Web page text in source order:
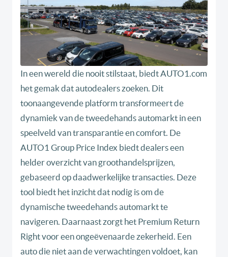
In een wereld die nooit stilstaat, biedt AUTO1.com
het gemak dat autodealers zoeken. Dit
toonaangevende platform transformeert de
dynamiek van de tweedehands automarkt in een
speelveld van transparantie en comfort. De
AUTO1 Group Price Index biedt dealers een
helder overzicht van groothandelsprijzen,
gebaseerd op daadwerkelijke transacties. Deze
tool biedt het inzicht dat nodig is om de
dynamische tweedehands automarkt te
navigeren. Daarnaast zorgt het Premium Return
Right voor een ongeëvenaarde zekerheid. Een
auto die niet aan de verwachtingen voldoet, kan